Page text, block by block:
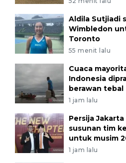
Aldila Sutjiadi
Wimbledon
Toronto
55 menit lalu
Cuaca
Indonesia
berawan tebal
1 jam lalu
Persija
susunan tim
untuk musim
1 jam lalu